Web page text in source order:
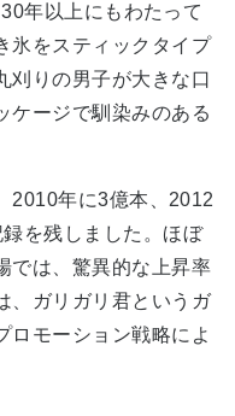
年以上にもわたって
氷をスティックタイプ
刈りの男子が大きな口
ケージで馴染みのある
2010年に3億本、2012
を残しました。ほぼ
では、驚異的な上昇率
、ガリガリ君というガ
ロモーション戦略によ